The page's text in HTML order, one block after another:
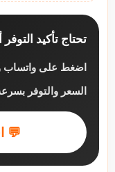
تحتاج تأكيد
اضغط على واتساب
السعر والتوفر
💬